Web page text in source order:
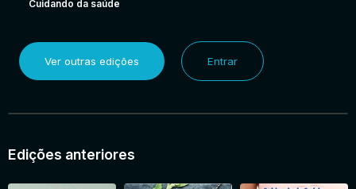
Cuidando da saúde
Ver outras edições Entrar
Edições anteriores